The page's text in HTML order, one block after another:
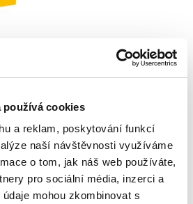
používá cookies
a reklam, poskytování funkcí
naší návštěvnosti využíváme
o tom, jak náš web používáte,
pro sociální média, inzerci a
mohou zkombinovat s
témata, která se po přijetí
zákoníku v roce 2014 stala
v...
Deset let účinnosti